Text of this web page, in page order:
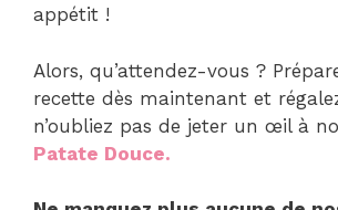
appétit !
Alors, qu’attendez-vous ?
recette dès maintenant et
n’oubliez pas de jeter un œil à
Patate Douce.